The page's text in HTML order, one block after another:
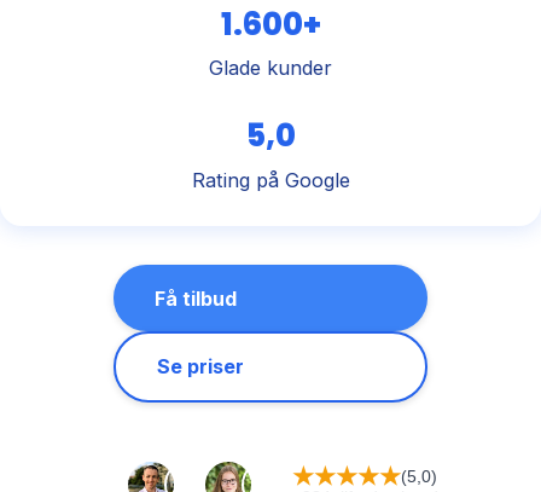
1.600+
Glade kunder
5,0
Rating på Google
Få tilbud
Se priser
★★★★★(5,0)